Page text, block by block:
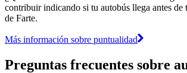
contribuir indicando si tu autobús llega antes de
de Farte.
Más información sobre puntualidad
Preguntas frecuentes sobre